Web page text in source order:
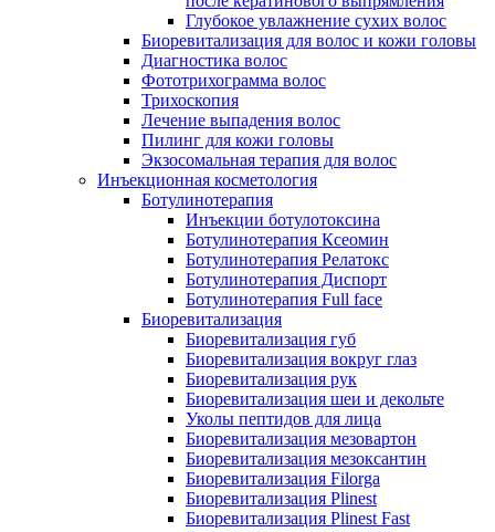
Глубокое увлажнение сухих волос
Биоревитализация для волос и кожи головы
Диагностика волос
Фототрихограмма волос
Трихоскопия
Лечение выпадения волос
Пилинг для кожи головы
Экзосомальная терапия для волос
Инъекционная косметология
Ботулинотерапия
Инъекции ботулотоксина
Ботулинотерапия Ксеомин
Ботулинотерапия Релатокс
Ботулинотерапия Диспорт
Ботулинотерапия Full face
Биоревитализация
Биоревитализация губ
Биоревитализация вокруг глаз
Биоревитализация рук
Биоревитализация шеи и декольте
Уколы пептидов для лица
Биоревитализация мезовартон
Биоревитализация мезоксантин
Биоревитализация Filorga
Биоревитализация Plinest
Биоревитализация Plinest Fast